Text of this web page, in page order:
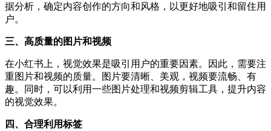
据分析，确定内容创作的方向和风格，以更好地吸引和留住用
户。
三、高质量的图片和视频
在小红书上，视觉效果是吸引用户的重要因素。因此，需要注
重图片和视频的质量。图片要清晰、美观，视频要流畅、有
趣。同时，可以利用一些图片处理和视频剪辑工具，提升内容
的视觉效果。
四、合理利用标签